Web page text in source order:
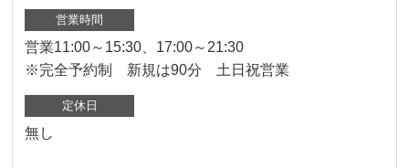
営業時間
営業11:00～15:30、17:00～21:30
※完全予約制 新規は90分 土日祝営業
定休日
無し